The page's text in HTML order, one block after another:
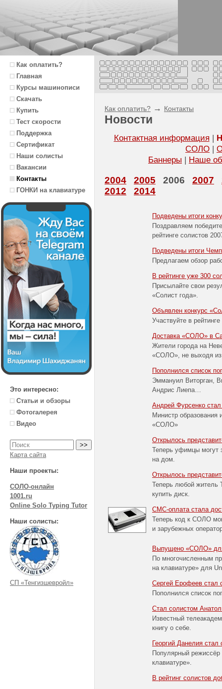
Как оплатить?
Главная
Курсы машинописи
Скачать
Купить
Тест скорости
Поддержка
Сертификат
Наши солисты
Вакансии
Контакты
ГОНКИ на клавиатуре
Это интересно:
Статьи и обзоры
Фотогалерея
Видео
Карта сайта
Наши проекты:
СОЛО-онлайн
1001.ru
Online Solo Typing Tutor
Наши солисты:
СП «Тенгизшевройл»
Как оплатить? → Контакты
Новости
Контактная информация |
СОЛО |
Баннеры | Наше
2004 2005 2006 2007
2012
2014
Подведены итоги
Поздравляем
рейтинге солистов
Подведены итоги
Предлагаем обзор
В рейтинге уже 300
Присылайте свои
«Солист года».
Объявлен конкурс
Участвуйте в
Доставка «СОЛО» в
Жители города на
«СОЛО», не выходя
Пополнился список
Эммануил Виторган,
Андрис Лиепа…
Андрей Фурсенко
Министр образования
«СОЛО»
Открылось
Теперь уфимцы могут
на дом.
Открылось
Теперь любой житель
купить диск.
СМС-оплата стала
Теперь код к СОЛО
и зарубежных
Выпущено «СОЛО»
По многочисленным
на клавиатуре» для
Сергей Ерофеев стал
Пополнился список
Стал солистом
Известный
книгу о себе.
Георгий Данелия стал
Популярный
клавиатуре».
В рейтинг солистов